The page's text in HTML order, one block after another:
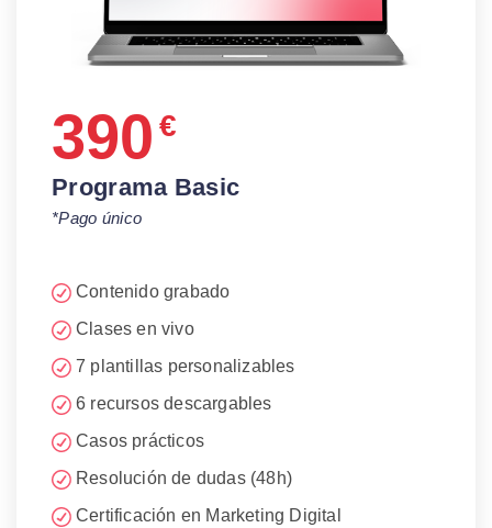
390 €
Programa Basic
*Pago único
Contenido grabado
Clases en vivo
7 plantillas personalizables
6 recursos descargables
Casos prácticos
Resolución de dudas (48h)
Certificación en Marketing Digital